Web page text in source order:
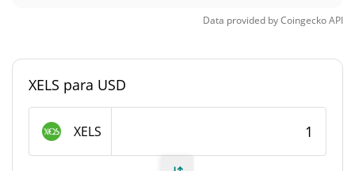
Posição de mercado
Fornecimento de XELS
Data provided byCoingeckoAPI
XELS para USD
XELS